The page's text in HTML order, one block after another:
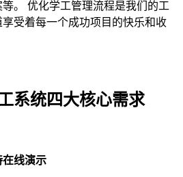
。 优化学工管理流程是我们的工
受着每一个成功项目的快乐和收
系统四大核心需求
在线演示